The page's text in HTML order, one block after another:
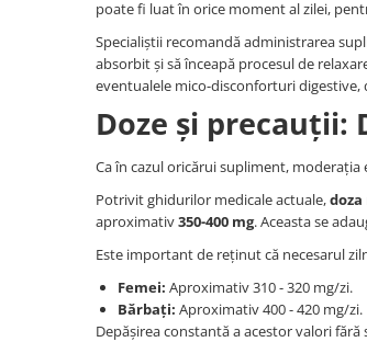
poate fi luat în orice moment al zilei,
Specialiștii recomandă administrarea
absorbit și să înceapă procesul de
eventualele mico-disconforturi
Doze și precauții:
Ca în cazul oricărui supliment, moderația
Potrivit ghidurilor medicale actuale,
aproximativ350-400 mg. Aceasta se
Este important de reținut că necesarul
Femei: Aproximativ 310 - 320 mg/zi.
Bărbați: Aproximativ 400 - 420 mg/zi.
Depășirea constantă a acestor valori